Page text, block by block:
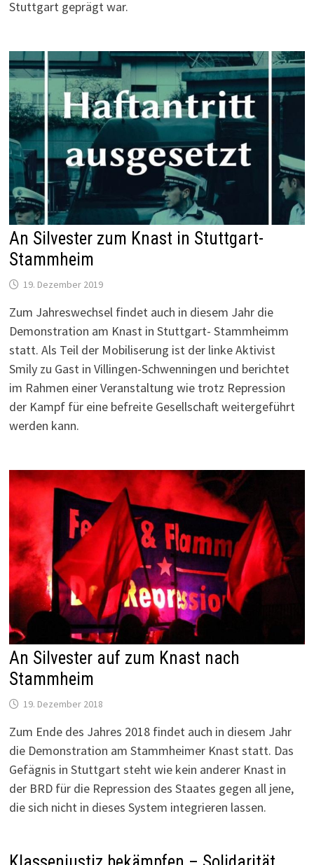
Stuttgart geprägt war.
An Silvester zum Knast in Stuttgart-
Stammheim
19. Dezember 2019
Zum Jahreswechsel findet auch in diesem Jahr die
Demonstration am Knast in Stuttgart- Stammheimm
statt. Als Teil der Mobiliserung ist der linke Aktivist
Smily zu Gast in Villingen-Schwenningen und berichtet
im Rahmen einer Veranstaltung wie trotz Repression
der Kampf für eine befreite Gesellschaft weitergeführt
werden kann.
An Silvester auf zum Knast nach
Stammheim
19. Dezember 2018
Zum Ende des Jahres 2018 findet auch in diesem Jahr
die Demonstration am Stammheimer Knast statt. Das
Gefägnis in Stuttgart steht wie kein anderer Knast in
der BRD für die Repression des Staates gegen all jene,
die sich nicht in dieses System integrieren lassen.